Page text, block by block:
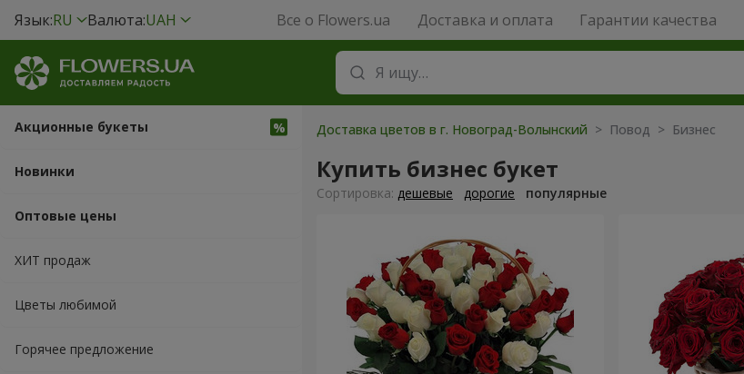
Язык:RU Валюта:UAH Все о Flowers.ua Доставка и оплата Гарантии качества
Акционные букеты
Новинки
Оптовые цены
ХИТ продаж
Цветы любимой
Горячее предложение
Доставка цветов в г. Новоград-Волынский > Повод > Бизнес
Купить бизнес букет
Cортировка: дешевые дорогие популярные